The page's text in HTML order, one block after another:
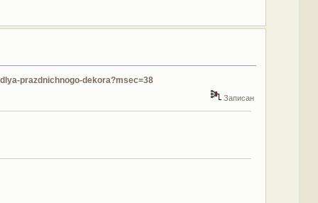
prazdnichnogo-dekora?msec=38
Записан